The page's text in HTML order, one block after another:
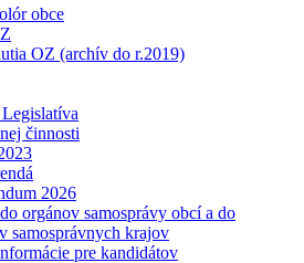
obce
OZ (archív do r.2019)
činnosti
2026
orgánov samosprávy obcí a do
samosprávnych krajov
pre kandidátov